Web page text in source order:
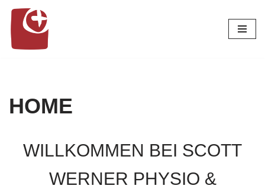
Zum
Inhalt
HOME
WILLKOMMEN BEI SCOTT
WERNER PHYSIO &